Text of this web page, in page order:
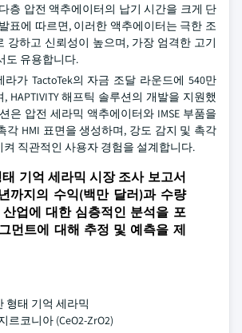
다층 압전 액추에이터의 납기 시간을 크게 단
표에 따르면, 이러한 액추에이터는 극한 조
강하고 신뢰성이 높으며, 가장 엄격한 고기
도 유용합니다.
라가 TactoTek의 자금 조달 라운드에 540만
HAPTIVITY 해프틱 솔루션의 개발을 지원했
은 압전 세라믹 액추에이터와 IMSE 부품을
각 HMI 표면을 생성하며, 강도 감지 및 촉각
직관적인 사용자 경험을 설계합니다.
기억 세라믹 시장 조사 보고서
까지의 수익(백만 달러)과 수량
업에 대한 심층적인 분석을 포
먼트에 대해 추정 및 예측을 제
형태 기억 세라믹
르코니아 (CeO2-ZrO2)